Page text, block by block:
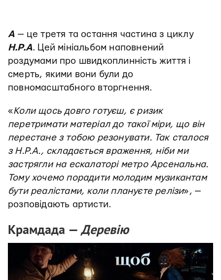
А— це третя та остання частина з циклу
Н.Р.А. Цей мініальбом наповнений
роздумами про швидкоплинність життя і
смерть, якими вони були до
повномасштабного вторгнення.
«Коли щось довго готуєш, є ризик
перетримати матеріал до такої міри, що він
перестане з тобою резонувати. Так сталося
з Н.Р.А., складається враження, ніби ми
застрягли на ескалаторі метро Арсенальна.
Тому хочемо порадити молодим музикантам
бути реалістами, коли плануєте релізи», —
розповідають артисти.
Крамдада — Деревію